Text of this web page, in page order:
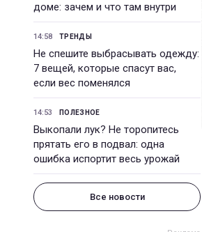
доме: зачем и что там внутри
14:58 ТРЕНДЫ
Не спешите выбрасывать одежду:
7 вещей, которые спасут вас,
если вес поменялся
14:53 ПОЛЕЗНОЕ
Выкопали лук? Не торопитесь
прятать его в подвал: одна
ошибка испортит весь урожай
Все новости